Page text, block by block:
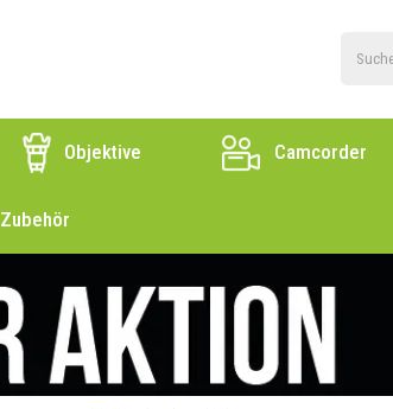
Objektive Camcorder
Zubehör